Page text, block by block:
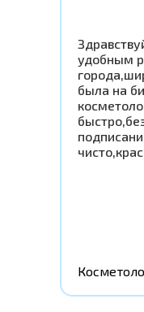
удобным
была на